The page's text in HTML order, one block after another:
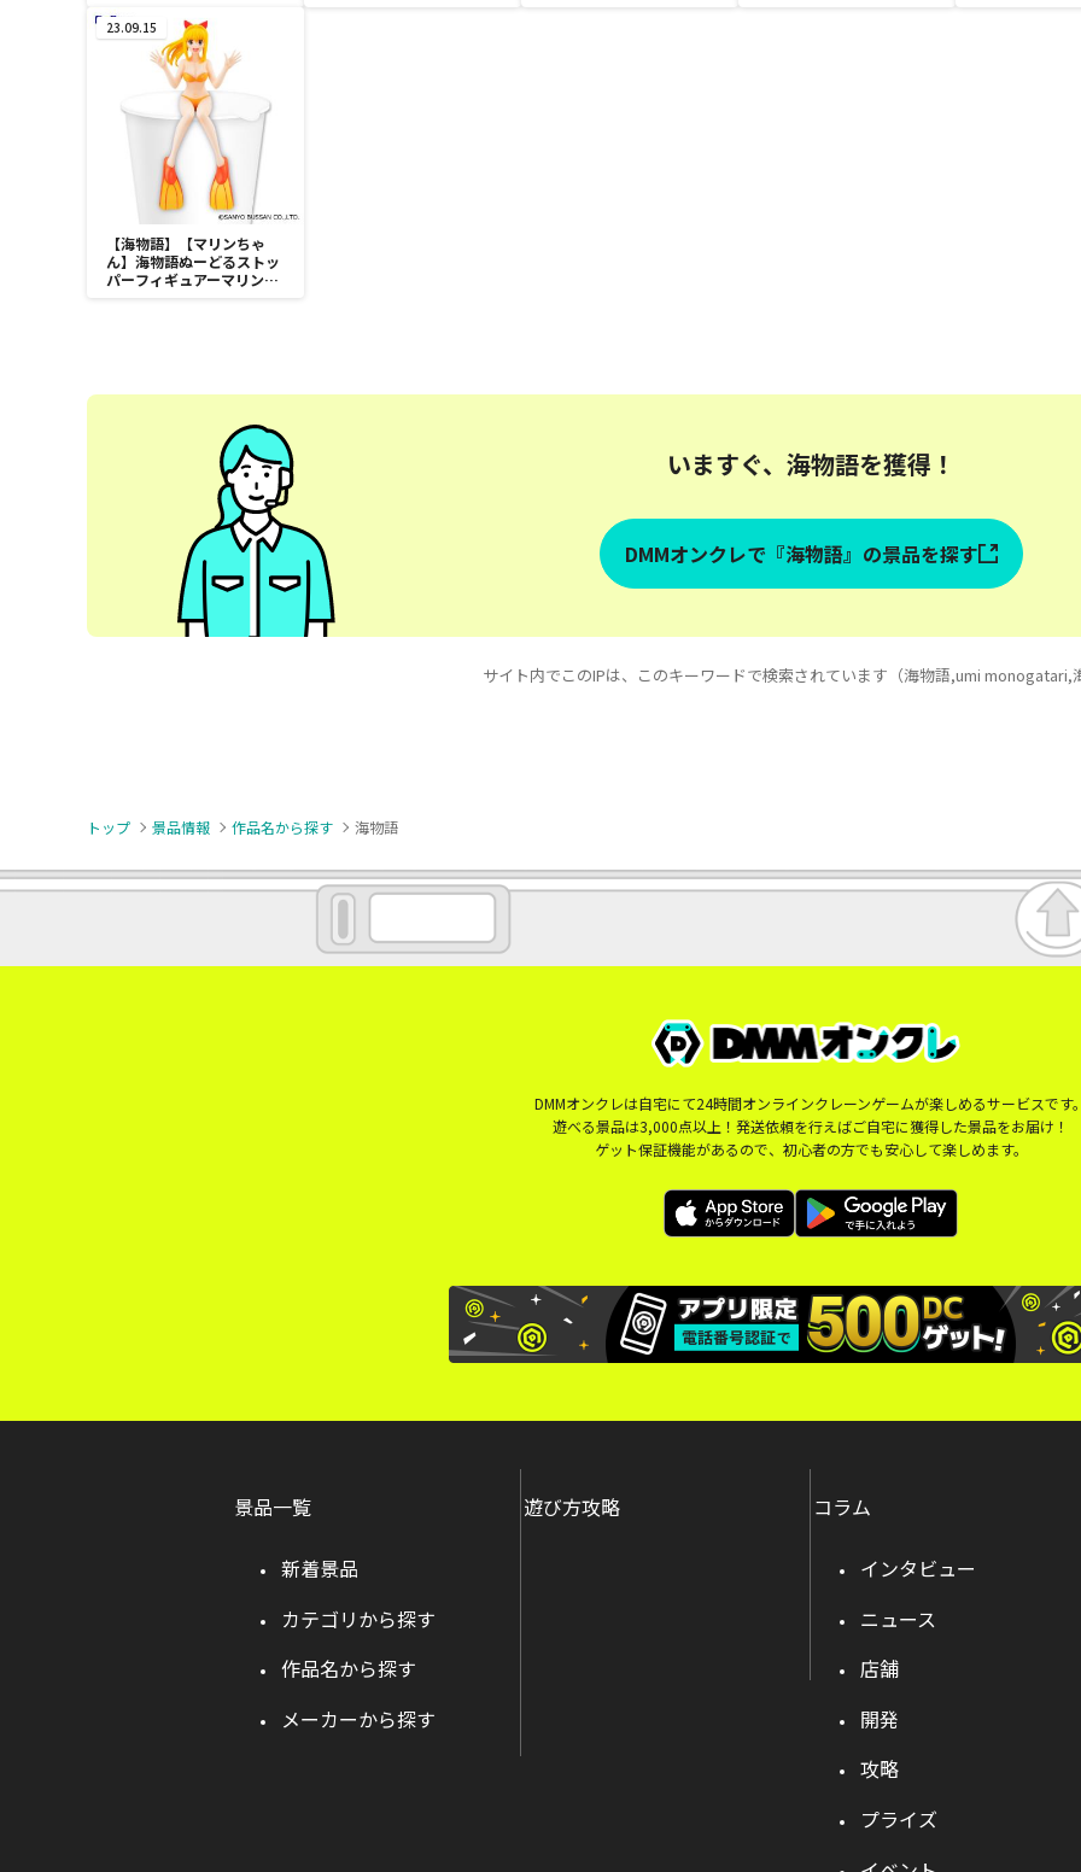
23.09.15
【海物語】【マリンちゃ
ん】海物語ぬーどるストッ
パーフィギュアーマリンち
いますぐ、海物語を獲得！
DMMオンクレで『海物語』の景品を探す
サイト内でこのIPは、このキーワードで検索されています（海物語,umi monogatari,
トップ 景品情報 作品名から探す 海物語
DMMオンクレは自宅にて24時間オンラインクレーンゲームが楽しめるサービスです
遊べる景品は3,000点以上！発送依頼を行えばご自宅に獲得した景品をお届け！
ゲット保証機能があるので、初心者の方でも安心して楽しめます。
景品一覧
新着景品
カテゴリから探す
作品名から探す
メーカーから探す
遊び方攻略 コラム
インタビュー
ニュース
店舗
開発
攻略
プライズ